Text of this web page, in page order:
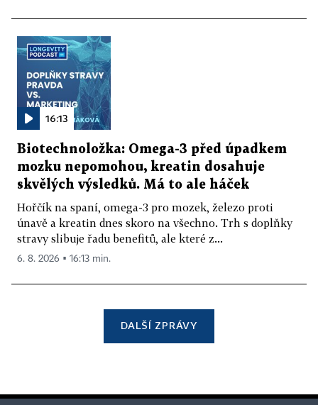
16:13
Biotechnoložka: Omega-3 před úpadkem
mozku nepomohou, kreatin dosahuje
skvělých výsledků. Má to ale háček
Hořčík na spaní, omega-3 pro mozek, železo proti
únavě a kreatin dnes skoro na všechno. Trh s doplňky
stravy slibuje řadu benefitů, ale které z...
6. 8. 2026 ▪ 16:13 min.
DALŠÍ ZPRÁVY